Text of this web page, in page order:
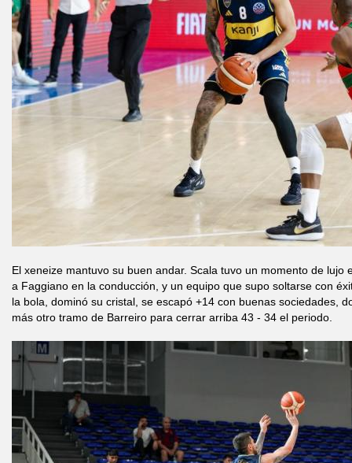
El xeneize mantuvo su buen andar. Scala tuvo un momento de lujo
a Faggiano en la conducción, y un equipo que supo soltarse con
la bola, dominó su cristal, se escapó +14 con buenas sociedades,
más otro tramo de Barreiro para cerrar arriba 43 - 34 el periodo.